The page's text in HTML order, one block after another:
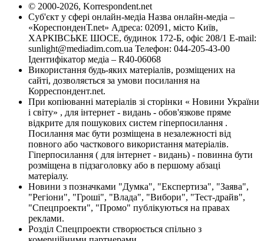
© 2000-2026, Korrespondent.net
Суб'єкт у сфері онлайн-медіа Назва онлайн-медіа –
«КореспонденТ.net» Адреса: 02091, місто Київ,
ХАРКІВСЬКЕ ШОСЕ, будинок 172-Б, офіс 208/1 E-mail:
sunlight@mediadim.com.ua Телефон: 044-205-43-00
Ідентифікатор медіа – R40-06068
Використання будь-яких матеріалів, розміщених на
сайті, дозволяється за умови посилання на
Корреспондент.net.
При копіюванні матеріалів зі сторінки « Новини України
і світу» , для інтернет - видань - обов'язкове пряме
відкрите для пошукових систем гіперпосилання .
Посилання має бути розміщена в незалежності від
повного або часткового використання матеріалів.
Гіперпосилання ( для інтернет - видань) - повинна бути
розміщена в підзаголовку або в першому абзаці
матеріалу.
Новини з позначками "Думка", "Експертиза", "Заява",
"Регіони", "Гроші", "Влада", "Вибори", "Тест-драйв",
"Спецпроекти", "Промо" публікуються на правах
реклами.
Розділ Спецпроекти створюється спільно з